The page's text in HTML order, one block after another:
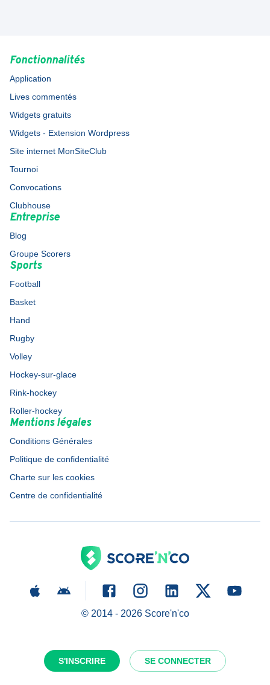
S'INSCRIRE SE CONNECTER
Fonctionnalités
Application
Lives commentés
Widgets gratuits
Widgets - Extension Wordpress
Site internet MonSiteClub
Tournoi
Convocations
Clubhouse
Entreprise
Blog
Groupe Scorers
Sports
Football
Basket
Hand
Rugby
Volley
Hockey-sur-glace
Rink-hockey
Roller-hockey
Mentions légales
Conditions Générales
Politique de confidentialité
Charte sur les cookies
Centre de confidentialité
© 2014 - 2026Score'n'co